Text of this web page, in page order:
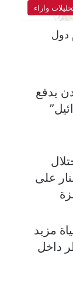
واراء
دول
يدفع
على
مزيد
داخل